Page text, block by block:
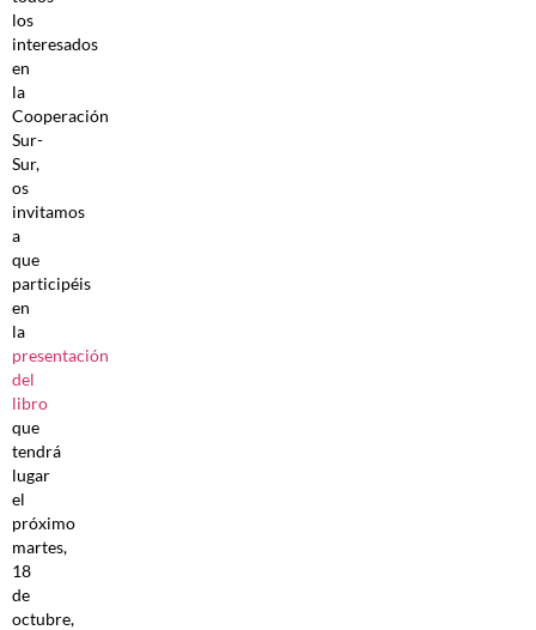
los
interesados
en
la
Cooperación
Sur-
Sur,
os
invitamos
a
que
participéis
en
la
presentación
del
libro
que
tendrá
lugar
el
próximo
martes,
18
de
octubre,